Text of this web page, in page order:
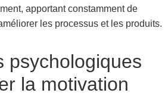
apportant constamment de
les processus et les produits.
psychologiques
la motivation